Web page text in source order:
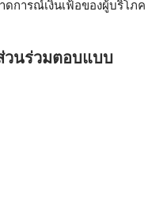
การณ์เงินเฟ้อของผู้บริโภค
นร่วมตอบแบบ